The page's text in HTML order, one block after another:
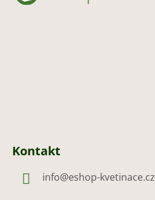
Kontakt
info@eshop-kvetinace.cz